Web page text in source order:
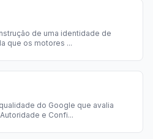
de uma identidade de
que os motores ...
do Google que avalia
e Confi...